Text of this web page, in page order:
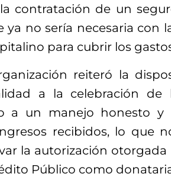
contratación de un
ya no sería necesaria con
para cubrir los
reiteró la
a la celebración de
a un manejo honesto y
recibidos, lo que
la autorización otorgada
Público como